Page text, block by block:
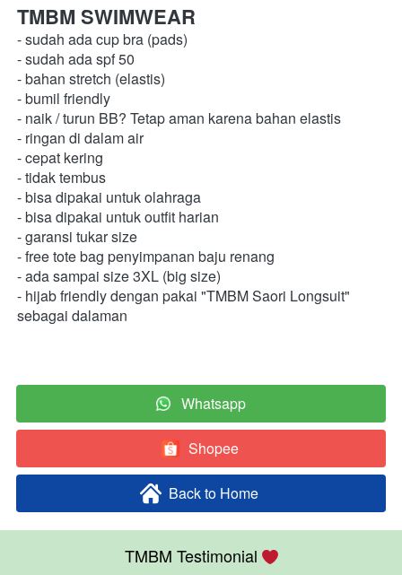
TMBM SWIMWEAR
- sudah ada cup bra (pads)
- sudah ada spf 50
- bahan stretch (elastis)
- bumil friendly
- naik / turun BB? Tetap aman karena bahan elastis
- ringan di dalam air
- cepat kering
- tidak tembus
- bisa dipakai untuk olahraga
- bisa dipakai untuk outfit harian
- garansi tukar size
- free tote bag penyimpanan baju renang
- ada sampai size 3XL (big size)
- hijab friendly dengan pakai "TMBM Saori Longsuit"
sebagai dalaman
` Whatsapp
` Shopee
` Back to Home
TMBM Testimonial